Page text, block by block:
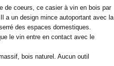
de coeurs, ce casier à vin en bois par
a un design mince autoportant avec la
des espaces domestiques.
le vin entre en contact avec le
bois naturel. Aucun outil